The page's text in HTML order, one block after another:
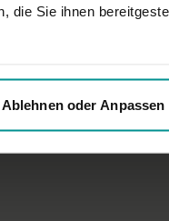
die Sie ihnen
Ablehnen oder Anpassen